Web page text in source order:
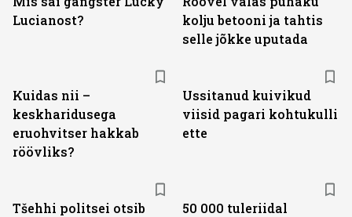
Lucianost?
kolju betooni ja tahtis
selle jõkke uputada
Kuidas nii –
keskharidusega
eruohvitser hakkab
röövliks?
Ussitanud kuivikud
viisid pagari kohtukulli
ette
Tšehhi politsei otsib
50 000 tuleriidal